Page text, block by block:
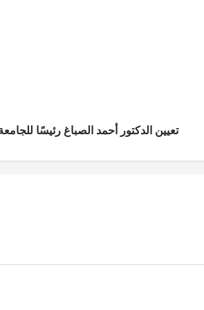
تعيين الدكتور أحمد الصباغ رئيسًا للجامعة